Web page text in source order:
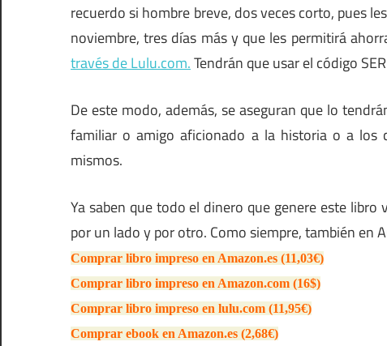
recuerdo si hombre breve, dos veces corto, pues
noviembre, tres días más y que les permitirá
través de Lulu.com.Tendrán que usar el código
De este modo, además, se aseguran que lo
familiar o amigo aficionado a la historia o a los
mismos.
Ya saben que todo el dinero que genere este
por un lado y por otro. Como siempre, también en
Comprar libro impreso en Amazon.es (11,03€)
Comprar libro impreso en Amazon.com (16$)
Comprar libro impreso en lulu.com (11,95€)
Comprar ebook en Amazon.es (2,68€)